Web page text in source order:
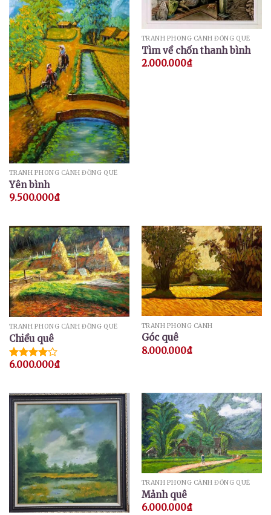
TRANH PHONG CẢNH ĐỒNG QUÊ
Yên bình
9.500.000₫
TRANH PHONG CẢNH ĐỒNG QUÊ
Tìm về chốn thanh bình
2.000.000₫
TRANH PHONG CẢNH ĐỒNG QUÊ
Chiều quê
Được
sao
6.000.000₫
TRANH PHONG CẢNH
Góc quê
8.000.000₫
TRANH PHONG CẢNH ĐỒNG QUÊ
Mảnh quê
6.000.000₫